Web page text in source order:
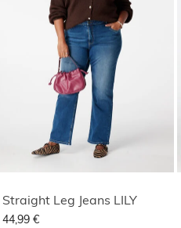
Straight Leg Jeans LILY
44,99 €